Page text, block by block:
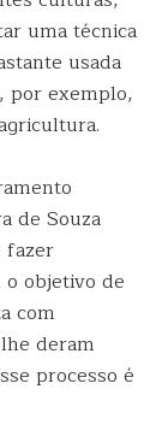
uma técnica
usada
por exemplo,
de Souza
fazer
objetivo de
com
deram
processo é